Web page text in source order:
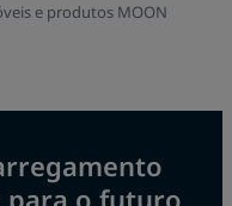
e produtos MOON
para o futuro